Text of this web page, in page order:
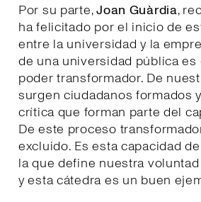
Por su parte,Joan Guàrdia,
ha felicitado por el inicio de
entre la universidad y la
de una universidad pública es
poder transformador. De
surgen ciudadanos formados
crítica que forman parte del
De este proceso
excluido. Es esta capacidad
la que define nuestra
y esta cátedra es un buen